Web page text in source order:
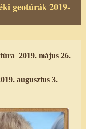
geotúrák 2019-
2019. május 26.
augusztus 3.